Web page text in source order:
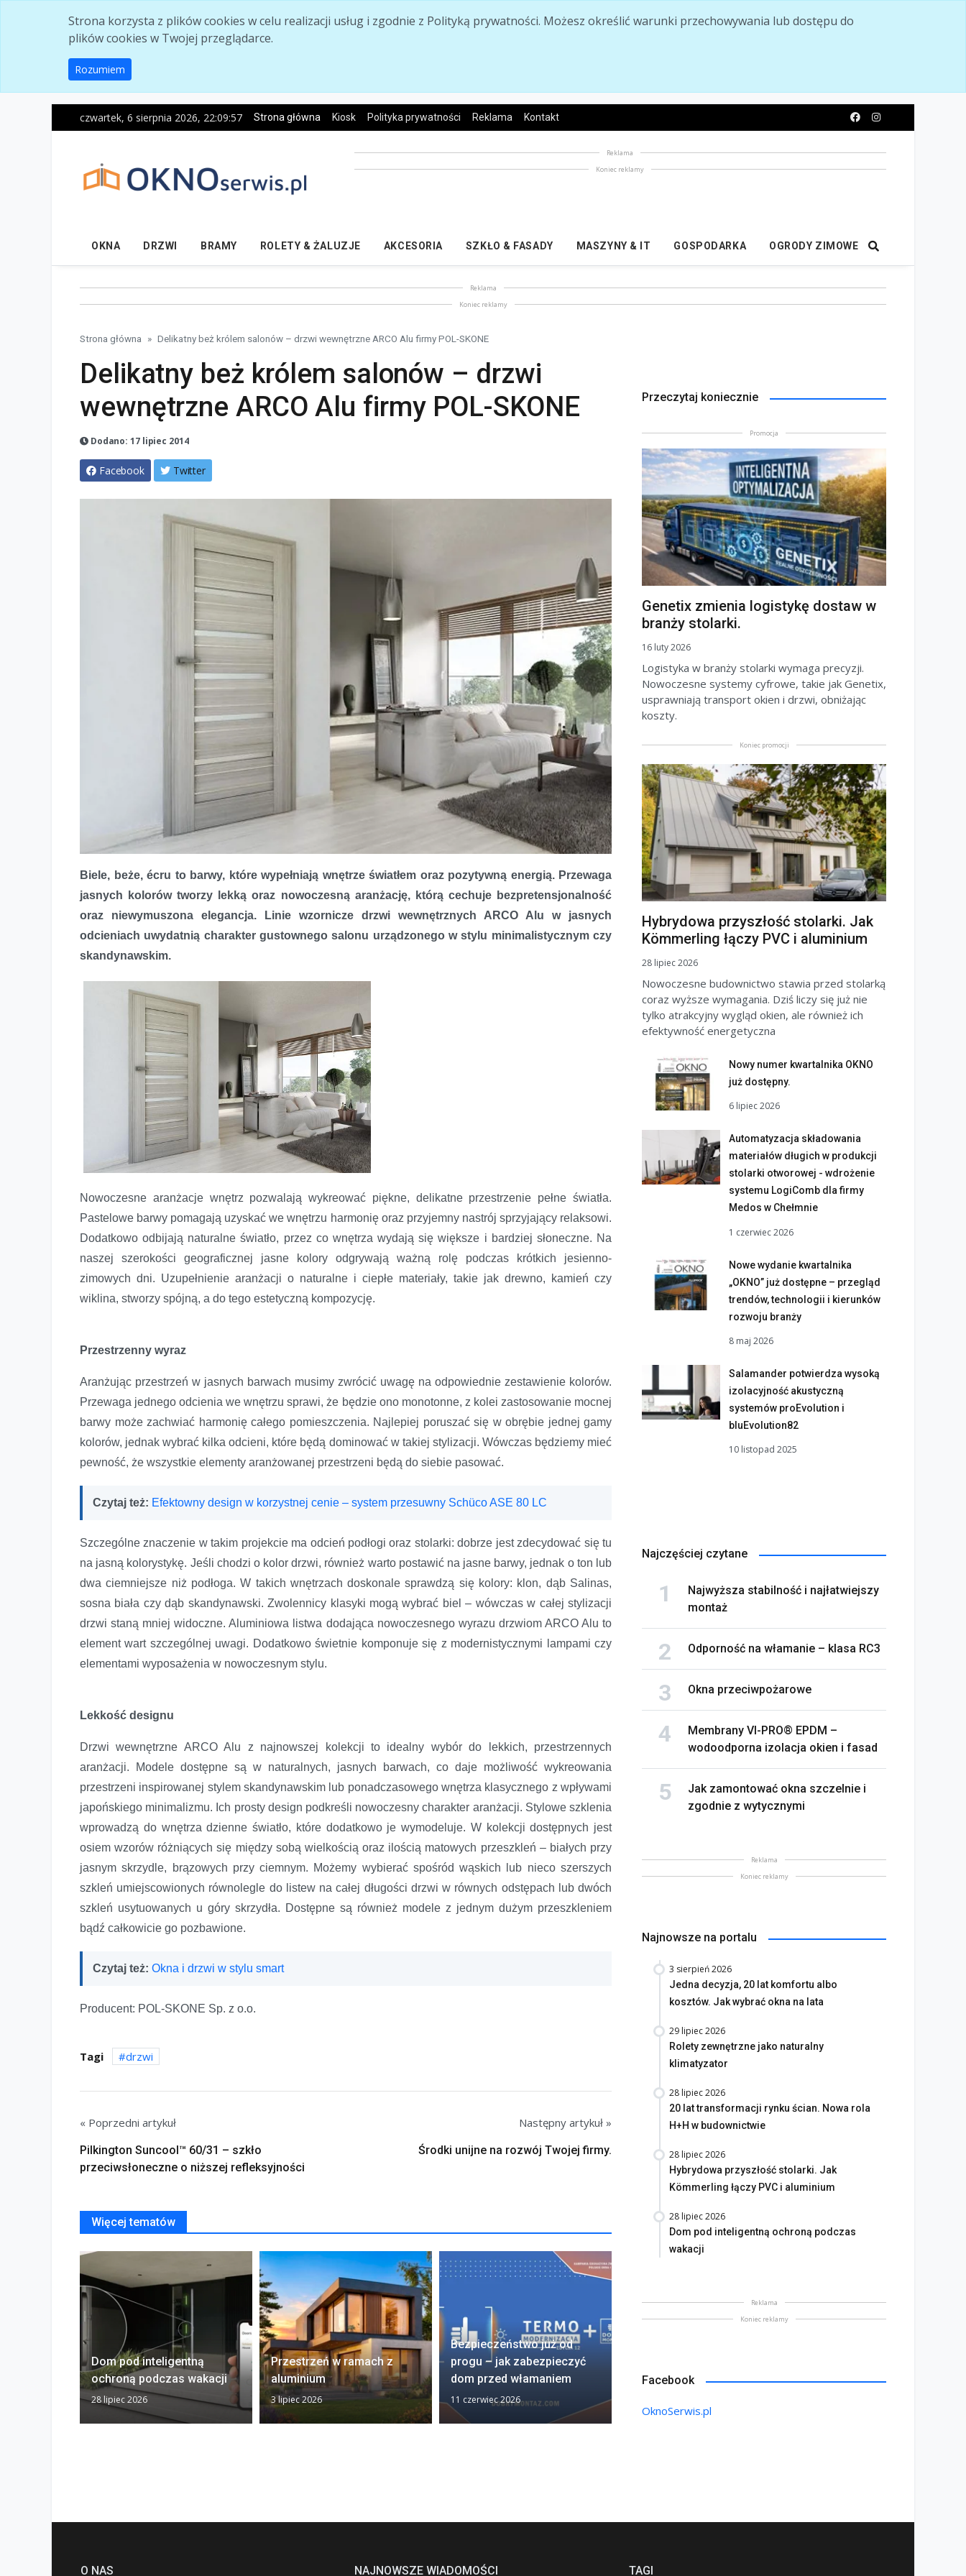
Strona korzysta z plików cookies w celu realizacji usług i zgodnie z Polityką prywatności. Możesz określić warunki przechowywania lub dostępu do
plików cookies w Twojej przeglądarce.
Rozumiem
czwartek, 6 sierpnia 2026, 22:09:58 Strona główna Kiosk Polityka prywatności Reklama Kontakt
Reklama
Koniec reklamy
OKNA DRZWI BRAMY ROLETY & ŻALUZJE AKCESORIA SZKŁO & FASADY MASZYNY & IT GOSPODARKA OGRODY ZIMOWE
Reklama
Koniec reklamy
Strona główna Delikatny beż królem salonów – drzwi wewnętrzne ARCO Alu firmy POL-SKONE
Delikatny beż królem salonów – drzwi
wewnętrzne ARCO Alu firmy POL-SKONE
Dodano: 17 lipiec 2014
Facebook Twitter
Biele, beże, écru to barwy, które wypełniają wnętrze światłem oraz pozytywną energią. Przewaga
jasnych kolorów tworzy lekką oraz nowoczesną aranżację, którą cechuje bezpretensjonalność
oraz niewymuszona elegancja. Linie wzornicze drzwi wewnętrznych ARCO Alu w jasnych
odcieniach uwydatnią charakter gustownego salonu urządzonego w stylu minimalistycznym czy
skandynawskim.
Nowoczesne aranżacje wnętrz pozwalają wykreować piękne, delikatne przestrzenie pełne światła.
Pastelowe barwy pomagają uzyskać we wnętrzu harmonię oraz przyjemny nastrój sprzyjający relaksowi.
Dodatkowo odbijają naturalne światło, przez co wnętrza wydają się większe i bardziej słoneczne. Na
naszej szerokości geograficznej jasne kolory odgrywają ważną rolę podczas krótkich jesienno-
zimowych dni. Uzupełnienie aranżacji o naturalne i ciepłe materiały, takie jak drewno, kamień czy
wiklina, stworzy spójną, a do tego estetyczną kompozycję.
Przestrzenny wyraz
Aranżując przestrzeń w jasnych barwach musimy zwrócić uwagę na odpowiednie zestawienie kolorów.
Przewaga jednego odcienia we wnętrzu sprawi, że będzie ono monotonne, z kolei zastosowanie mocnej
barwy może zachwiać harmonię całego pomieszczenia. Najlepiej poruszać się w obrębie jednej gamy
kolorów, jednak wybrać kilka odcieni, które będą dominować w takiej stylizacji. Wówczas będziemy mieć
pewność, że wszystkie elementy aranżowanej przestrzeni będą do siebie pasować.
Czytaj też: Efektowny design w korzystnej cenie – system przesuwny Schüco ASE 80 LC
Szczególne znaczenie w takim projekcie ma odcień podłogi oraz stolarki: dobrze jest zdecydować się tu
na jasną kolorystykę. Jeśli chodzi o kolor drzwi, również warto postawić na jasne barwy, jednak o ton lub
dwa ciemniejsze niż podłoga. W takich wnętrzach doskonale sprawdzą się kolory: klon, dąb Salinas,
sosna biała czy dąb skandynawski. Zwolennicy klasyki mogą wybrać biel – wówczas w całej stylizacji
drzwi staną mniej widoczne. Aluminiowa listwa dodająca nowoczesnego wyrazu drzwiom ARCO Alu to
element wart szczególnej uwagi. Dodatkowo świetnie komponuje się z modernistycznymi lampami czy
elementami wyposażenia w nowoczesnym stylu.
Lekkość designu
Drzwi wewnętrzne ARCO Alu z najnowszej kolekcji to idealny wybór do lekkich, przestrzennych
aranżacji. Modele dostępne są w naturalnych, jasnych barwach, co daje możliwość wykreowania
przestrzeni inspirowanej stylem skandynawskim lub ponadczasowego wnętrza klasycznego z wpływami
japońskiego minimalizmu. Ich prosty design podkreśli nowoczesny charakter aranżacji. Stylowe szklenia
wprowadzą do wnętrza dzienne światło, które dodatkowo je wymodeluje. W kolekcji dostępnych jest
osiem wzorów różniących się między sobą wielkością oraz ilością matowych przeszkleń – białych przy
jasnym skrzydle, brązowych przy ciemnym. Możemy wybierać spośród wąskich lub nieco szerszych
szkleń umiejscowionych równolegle do listew na całej długości drzwi w równych odstępach lub dwóch
szkleń usytuowanych u góry skrzydła. Dostępne są również modele z jednym dużym przeszkleniem
bądź całkowicie go pozbawione.
Czytaj też: Okna i drzwi w stylu smart
Producent: POL-SKONE Sp. z o.o.
Tagi drzwi
« Poprzedni artykuł
Pilkington Suncool™ 60/31 – szkło
przeciwsłoneczne o niższej refleksyjności
Następny artykuł »
Środki unijne na rozwój Twojej firmy.
Więcej tematów
Dom pod inteligentną
ochroną podczas wakacji
28 lipiec 2026
Przestrzeń w ramach z
aluminium
3 lipiec 2026
Bezpieczeństwo już od
progu – jak zabezpieczyć
dom przed włamaniem
11 czerwiec 2026
odbojnika
generacji
Przeczytaj koniecznie
Promocja
Genetix zmienia logistykę dostaw w
branży stolarki.
16 luty 2026
Logistyka w branży stolarki wymaga precyzji.
Nowoczesne systemy cyfrowe, takie jak Genetix,
usprawniają transport okien i drzwi, obniżając
koszty.
Koniec promocji
Hybrydowa przyszłość stolarki. Jak
Kömmerling łączy PVC i aluminium
28 lipiec 2026
Nowoczesne budownictwo stawia przed stolarką
coraz wyższe wymagania. Dziś liczy się już nie
tylko atrakcyjny wygląd okien, ale również ich
efektywność energetyczna
Nowy numer kwartalnika OKNO
już dostępny.
6 lipiec 2026
Automatyzacja składowania
materiałów długich w produkcji
stolarki otworowej - wdrożenie
systemu LogiComb dla firmy
Medos w Chełmnie
1 czerwiec 2026
Nowe wydanie kwartalnika
„OKNO” już dostępne – przegląd
trendów, technologii i kierunków
rozwoju branży
8 maj 2026
Salamander potwierdza wysoką
izolacyjność akustyczną
systemów proEvolution i
bluEvolution82
10 listopad 2025
Najczęściej czytane
Najwyższa stabilność i najłatwiejszy
montaż
Odporność na włamanie – klasa RC3
Okna przeciwpożarowe
Membrany VI-PRO® EPDM –
wodoodporna izolacja okien i fasad
Jak zamontować okna szczelnie i
zgodnie z wytycznymi
Reklama
Koniec reklamy
Najnowsze na portalu
3 sierpień 2026
Jedna decyzja, 20 lat komfortu albo
kosztów. Jak wybrać okna na lata
29 lipiec 2026
Rolety zewnętrzne jako naturalny
klimatyzator
28 lipiec 2026
20 lat transformacji rynku ścian. Nowa rola
H+H w budownictwie
28 lipiec 2026
Hybrydowa przyszłość stolarki. Jak
Kömmerling łączy PVC i aluminium
28 lipiec 2026
Dom pod inteligentną ochroną podczas
wakacji
Reklama
Koniec reklamy
Facebook
OknoSerwis.pl
O NAS NAJNOWSZE WIADOMOŚCI TAGI